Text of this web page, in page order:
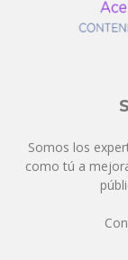
Somos los
como tú a